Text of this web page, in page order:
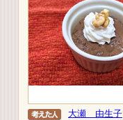
大瀬 由生子